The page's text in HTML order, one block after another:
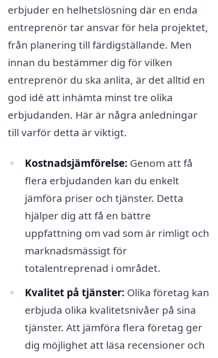
erbjuder en helhetslösning där en enda
entreprenör tar ansvar för hela projektet,
från planering till färdigställande. Men
innan du bestämmer dig för vilken
entreprenör du ska anlita, är det alltid en
god idé att inhämta minst tre olika
erbjudanden. Här är några anledningar
till varför detta är viktigt.
Kostnadsjämförelse: Genom att få
flera erbjudanden kan du enkelt
jämföra priser och tjänster. Detta
hjälper dig att få en bättre
uppfattning om vad som är rimligt och
marknadsmässigt för
totalentreprenad i området.
Kvalitet på tjänster: Olika företag kan
erbjuda olika kvalitetsnivåer på sina
tjänster. Att jämföra flera företag ger
dig möjlighet att läsa recensioner och